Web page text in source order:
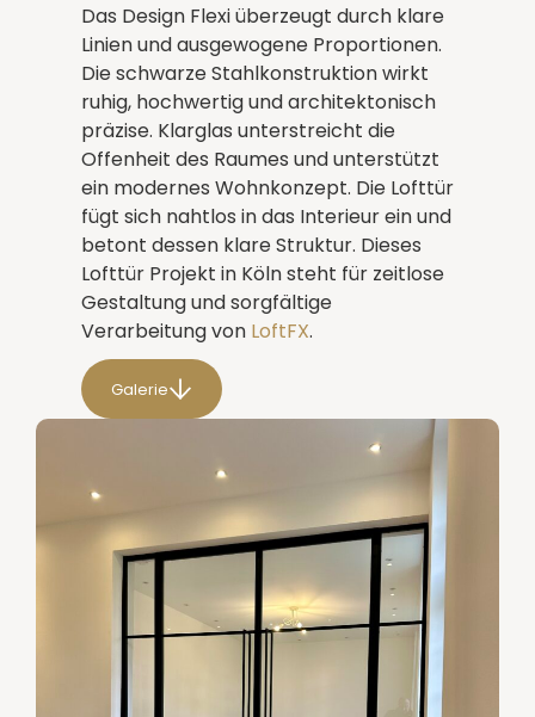
Das Design Flexi überzeugt durch klare
Linien und ausgewogene Proportionen.
Die schwarze Stahlkonstruktion wirkt
ruhig, hochwertig und architektonisch
präzise. Klarglas unterstreicht die
Offenheit des Raumes und unterstützt
ein modernes Wohnkonzept. Die Lofttür
fügt sich nahtlos in das Interieur ein und
betont dessen klare Struktur. Dieses
Lofttür Projekt in Köln steht für zeitlose
Gestaltung und sorgfältige
Verarbeitung von LoftFX.
Galerie